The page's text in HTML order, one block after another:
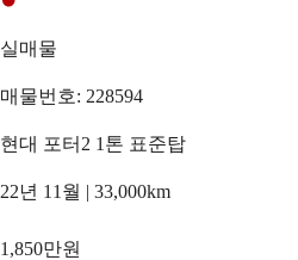
실매물
매물번호: 228594
현대 포터2 1톤 표준탑
22년 11월 | 33,000km
1,850만원